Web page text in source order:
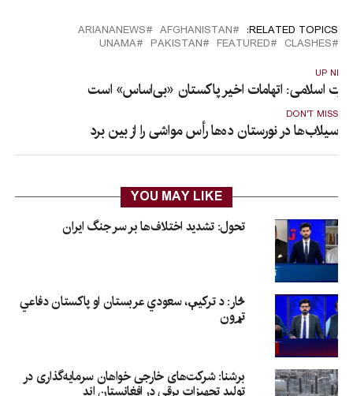
RELATED TOPICS:
AFGHANISTAN
ARIANANEWS
CLASHES
FEATURED
PAKISTAN
UNAMA
UP
اسلامی: اتهامات اخیر پاکستان «بی‌اساس» است
DON'T MISS
سیلاب‌ها در نورستان ده‌ها رأس مواشی را از بین برد
YOU MAY LIKE
تحول: تشدید اختلاف‌ها بر سر جنگ ایران
څار: د ترکیې، سعودي عربستان او پاکستان دفاعي
تړون
برشنا: شرکت‌های خارجی خواهان سرمایه‌گذاری در
تولید تجهیزات برقی در افغانستان‌ اند